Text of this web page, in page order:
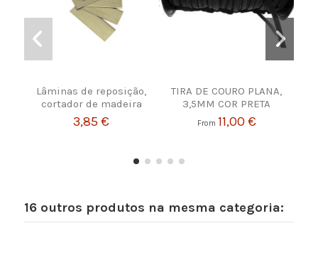
Lâminas de reposição,
cortador de madeira
3,85 €
TIRA DE COURO PLANA,
3,5MM COR PRETA
From 11,00 €
16 outros produtos na mesma categoria: